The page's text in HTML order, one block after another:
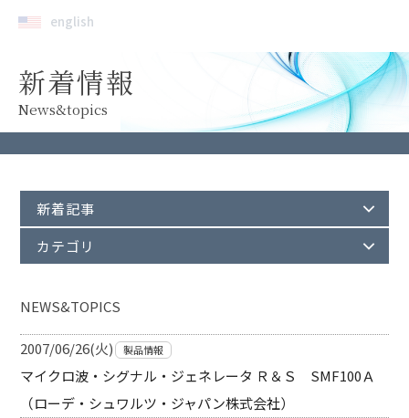
english
新着情報
News&topics
新着記事
カテゴリ
NEWS&TOPICS
2007/06/26(火) 製品情報
マイクロ波・シグナル・ジェネレータ Ｒ＆Ｓ SMF100Ａ
（ローデ・シュワルツ・ジャパン株式会社）